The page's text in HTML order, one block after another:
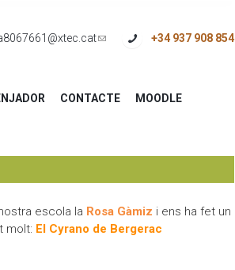
+34 937 908 854
(link
mail)
CONTACTE MOODLE
escola la Rosa Gàmiz i ens ha fet un
molt: El Cyrano de Bergerac